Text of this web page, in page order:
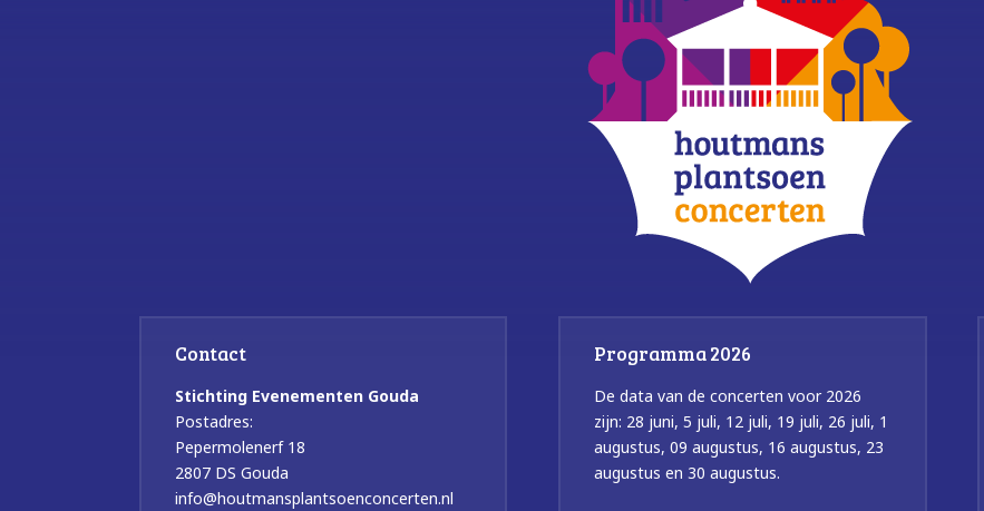
Contact
Stichting Evenementen Gouda
Postadres:
Pepermolenerf 18
2807 DS Gouda
info@houtmansplantsoenconcerten.nl
Programma 2026
De data van de concerten voor 2026
zijn: 28 juni, 5 juli, 12 juli, 19 juli, 26 juli, 1
augustus, 09 augustus, 16 augustus, 23
augustus en 30 augustus.